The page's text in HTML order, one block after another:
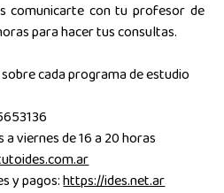
comunicarte con tu profesor de
para hacer tus consultas.
cada programa de estudio
viernes de 16 a 20 horas
y pagos:https://ides.net.ar